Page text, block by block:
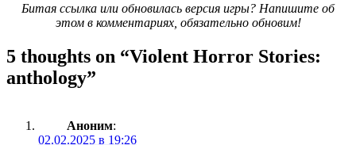
Битая ссылка или обновилась версия игры? Напишите об
этом в комментариях, обязательно обновим!
5 thoughts on “Violent Horror Stories:
anthology”
Аноним:
02.02.2025 в 19:26